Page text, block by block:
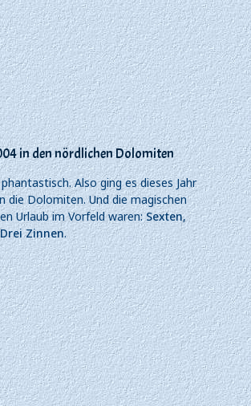
in den nördlichen Dolomiten
Also ging es dieses Jahr
die Dolomiten. Und die magischen
Urlaub im Vorfeld waren:Sexten,
Drei Zinnen.